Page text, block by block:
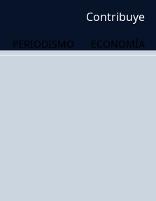
Contribuye
PERIODISMO ECONOMÍA